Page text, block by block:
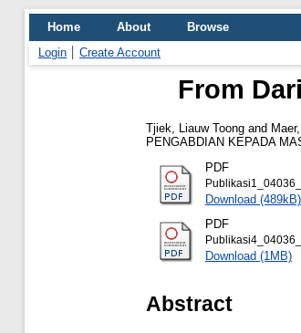
Home About
Browse
Login
Create Account
From
Tjiek, Liauw Toong and
PENGABDIAN KEPADA
PDF
Download (489kB)
PDF
Download (1MB)
Abstract